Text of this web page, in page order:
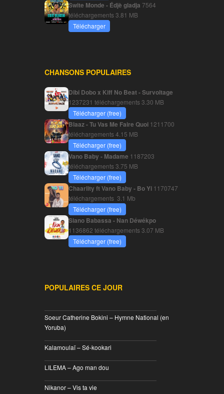
Swite Monde - Édjè gladja 7564
téléchargements3.81 MB
Télécharger
CHANSONS POPULAIRES
Dibi Dobo x Kiff No Beat - Survoltage
1237231 téléchargements3.30 MB
Télécharger (free)
Blaaz - Tu Vas Me Faire Quoi 1211700
téléchargements4.15 MB
Télécharger (free)
Vano Baby - Madame 1187203
téléchargements3.75 MB
Télécharger (free)
Chaarlity ft Vano Baby - Bo Yi 1170747
téléchargements 3.1 Mb
Télécharger (free)
Siano Babassa - Nan Déwékpo
1136862 téléchargements3.07 MB
Télécharger (free)
POPULAIRES CE JOUR
Soeur Catherine Bokini – Hymne National (en
Yoruba)
Kalamoulaï – Sé-kookari
LILEMA – Ago man dou
Nikanor – Vis ta vie